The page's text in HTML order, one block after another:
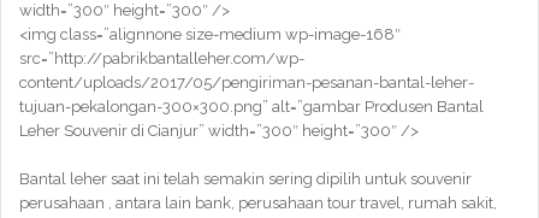
width=”300″ height=”300″ />
<img class=”alignnone size-medium wp-image-168″
src=”http://pabrikbantalleher.com/wp-
content/uploads/2017/05/pengiriman-pesanan-bantal-leher-
tujuan-pekalongan-300×300.png” alt=”gambar Produsen Bantal
Leher Souvenir di Cianjur” width=”300″ height=”300″ />
Bantal leher saat ini telah semakin sering dipilih untuk souvenir
perusahaan , antara lain bank, perusahaan tour travel, rumah sakit,